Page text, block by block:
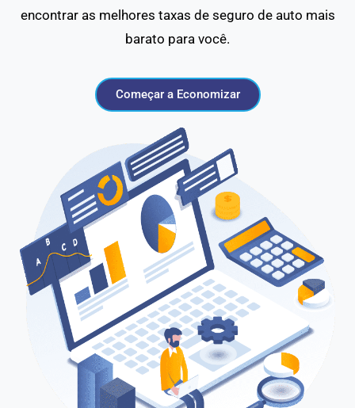
encontrar as melhores taxas de seguro de auto mais
barato para você.
Começar a Economizar